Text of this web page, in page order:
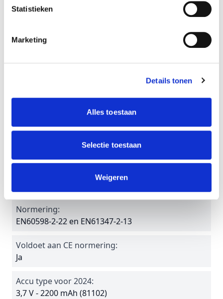
Statistieken
Marketing
Details tonen
Alles toestaan
Selectie toestaan
Weigeren
3 uur
50.000 branduren
Garantie:
Werktemperatuur:
Normering:
EN60598-2-22 en EN61347-2-13
Voldoet aan CE normering:
Ja
Accu type voor 2024:
3,7 V - 2200 mAh (81102)